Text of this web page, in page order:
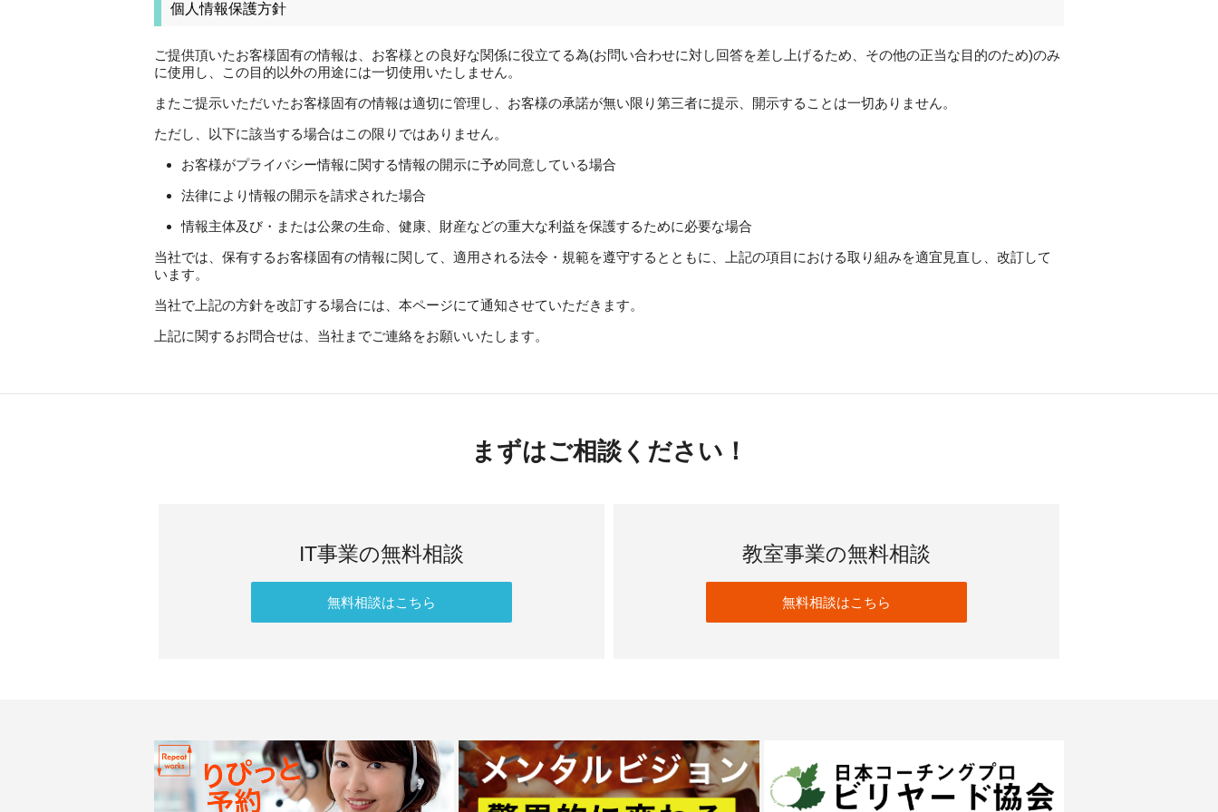
個人情報保護方針
ご提供頂いたお客様固有の情報は、お客様との良好な関係に役立てる為(お問い合わせに対し回答を差し上げるため、その他の正当な目的のため)のみ
に使用し、この目的以外の用途には一切使用いたしません。
またご提示いただいたお客様固有の情報は適切に管理し、お客様の承諾が無い限り第三者に提示、開示することは一切ありません。
ただし、以下に該当する場合はこの限りではありません。
お客様がプライバシー情報に関する情報の開示に予め同意している場合
法律により情報の開示を請求された場合
情報主体及び・または公衆の生命、健康、財産などの重大な利益を保護するために必要な場合
当社では、保有するお客様固有の情報に関して、適用される法令・規範を遵守するとともに、上記の項目における取り組みを適宜見直し、改訂して
います。
当社で上記の方針を改訂する場合には、本ページにて通知させていただきます。
上記に関するお問合せは、当社までご連絡をお願いいたします。
まずはご相談ください！
IT事業の無料相談
無料相談はこちら
教室事業の無料相談
無料相談はこちら